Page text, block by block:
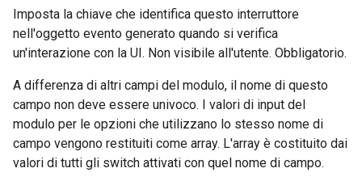
Imposta la chiave che identifica questo interruttore
nell'oggetto evento generato quando si verifica
un'interazione con la UI. Non visibile all'utente. Obbligatorio.
A differenza di altri campi del modulo, il nome di questo
campo non deve essere univoco. I valori di input del
modulo per le opzioni che utilizzano lo stesso nome di
campo vengono restituiti come array. L'array è costituito dai
valori di tutti gli switch attivati con quel nome di campo.